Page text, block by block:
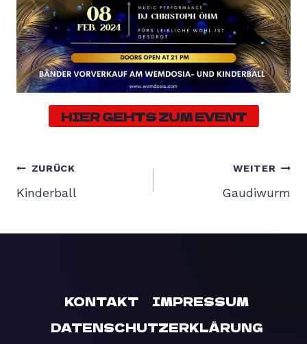
HIER GEHTS ZUM EVENT
BEITRAGSNAVIGATION
ZURÜCK
Kinderball
WEITER
Gaudiwurm
KONTAKT
IMPRESSUM
DATENSCHUTZERKLÄRUNG